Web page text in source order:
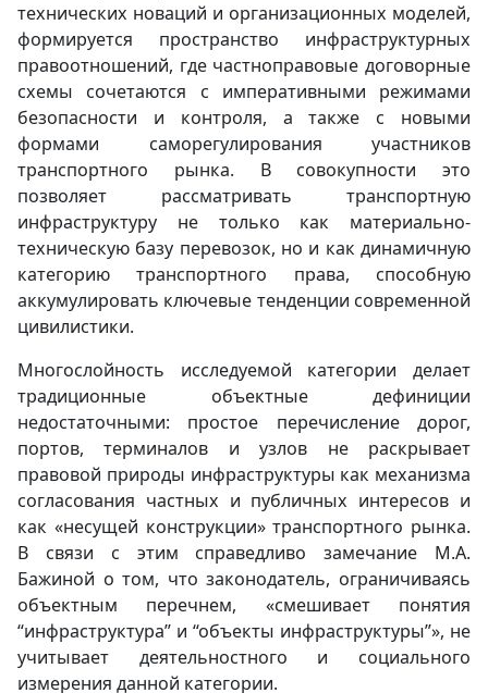
технических новаций и организационных моделей,
формируется пространство инфраструктурных
правоотношений, где частноправовые договорные
схемы сочетаются с императивными режимами
безопасности и контроля, а также с новыми
формами саморегулирования участников
транспортного рынка. В совокупности это
позволяет рассматривать транспортную
инфраструктуру не только как материально-
техническую базу перевозок, но и как динамичную
категорию транспортного права, способную
аккумулировать ключевые тенденции современной
цивилистики.
Многослойность исследуемой категории делает
традиционные объектные дефиниции
недостаточными: простое перечисление дорог,
портов, терминалов и узлов не раскрывает
правовой природы инфраструктуры как механизма
согласования частных и публичных интересов и
как «несущей конструкции» транспортного рынка.
В связи с этим справедливо замечание М.А.
Бажиной о том, что законодатель, ограничиваясь
объектным перечнем, «смешивает понятия
“инфраструктура” и “объекты инфраструктуры”», не
учитывает деятельностного и социального
измерения данной категории.